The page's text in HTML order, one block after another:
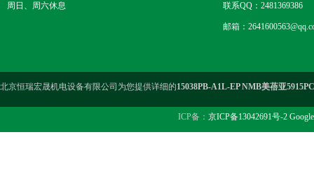
周日、周六休息 联系QQ：2481369386
邮箱：
北京恒瑞宏晟机电设备有限公司为您提供详细的15038PB-A1L-EP NMB美蓓亚
ICP备： 京ICP备13042691号-2